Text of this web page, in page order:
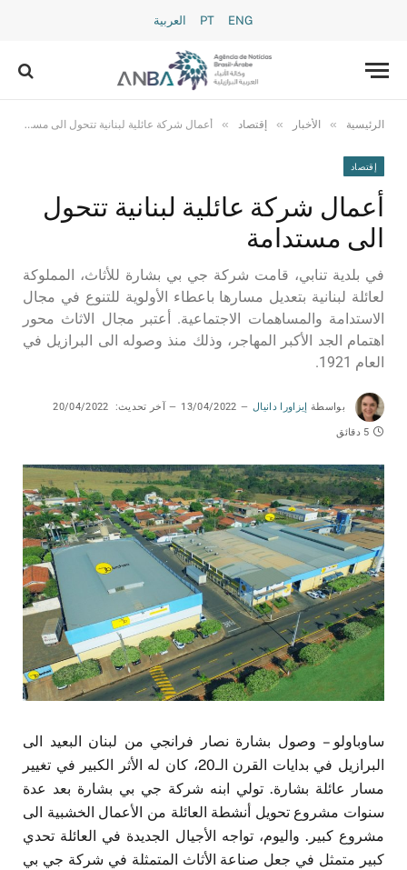
PT ENG العربية
الرئيسية » الأخبار » إقتصاد » أعمال شركة عائلية لبنانية تتحول الى مستدامة
إقتصاد
أعمال شركة عائلية لبنانية تتحول
الى مستدامة
في بلدية تنابي، قامت شركة جي بي بشارة للأثاث، المملوكة
لعائلة لبنانية بتعديل مسارها باعطاء الأولوية للتنوع في مجال
الاستدامة والمساهمات الاجتماعية. أعتبر مجال الاثاث محور
اهتمام الجد الأكبر المهاجر، وذلك منذ وصوله الى البرازيل في
العام 1921.
بواسطة إيزاورا دانيال 13/04/2022 آخر تحديث: 20/04/2022
5 دقائق
ساوباولو – وصول بشارة نصار فرانجي من لبنان البعيد الى
البرازيل في بدايات القرن الـ20، كان له الأثر الكبير في تغيير
مسار عائلة بشارة. تولي ابنه شركة جي بي بشارة بعد عدة
سنوات مشروع تحويل أنشطة العائلة من الأعمال الخشبية الى
مشروع كبير. واليوم، تواجه الأجيال الجديدة في العائلة تحدي
كبير متمثل في جعل صناعة الأثاث المتمثلة في شركة جي بي